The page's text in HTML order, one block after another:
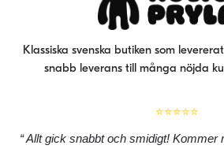
Klassiska svenska butiken som
snabb leverans till många nöjda
⭐⭐⭐⭐⭐
Allt gick snabbt och smidigt! Kommer